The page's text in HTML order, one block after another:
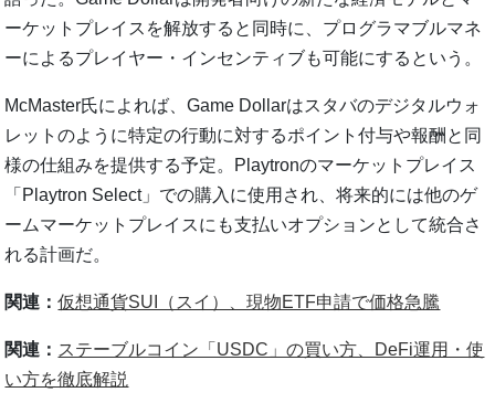
ーケットプレイスを解放すると同時に、プログラマブルマネ
ーによるプレイヤー・インセンティブも可能にするという。
McMaster氏によれば、Game Dollarはスタバのデジタルウォ
レットのように特定の行動に対するポイント付与や報酬と同
様の仕組みを提供する予定。Playtronのマーケットプレイス
「Playtron Select」での購入に使用され、将来的には他のゲ
ームマーケットプレイスにも支払いオプションとして統合さ
れる計画だ。
関連：仮想通貨SUI（スイ）、現物ETF申請で価格急騰
関連： ステーブルコイン「USDC」の買い方、DeFi運用・使
い方を徹底解説